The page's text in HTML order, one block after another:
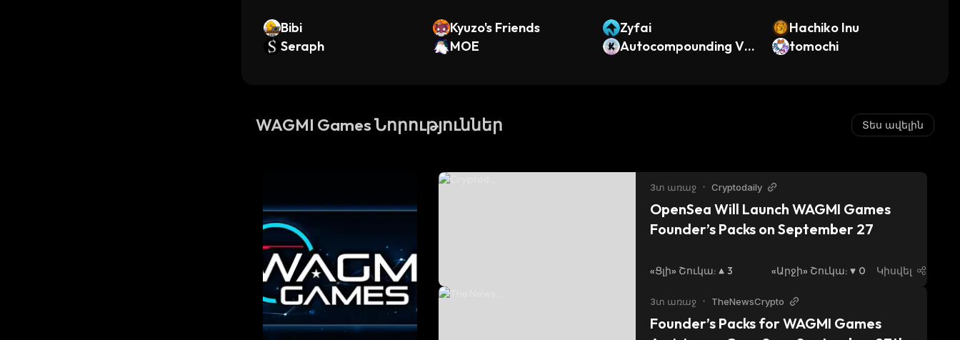
Bibi Kyuzo's Friends Zyfai
Hachiko Inu
Seraph
MOE
Autocompounding Vot
tomochi
WAGMI Games Նորություններ Տես ավելին
3տ առաջ • Cryptodaily
OpenSea Will Launch WAGMI Games
Founder’s Packs on September 27
«Ցլի» Շուկա: 3 «Արջի» Շուկա: 0 Կիսվել
3տ առաջ • TheNewsCrypto
Founder’s Packs for WAGMI Games